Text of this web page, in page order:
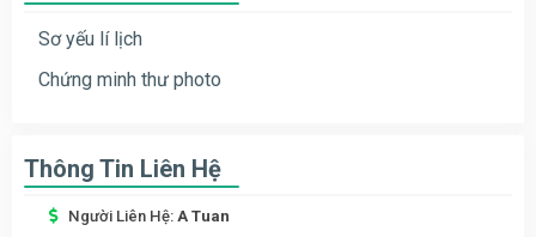
Sơ yếu lí lịch
Chứng minh thư photo
Thông Tin Liên Hệ
Người Liên Hệ: A Tuan